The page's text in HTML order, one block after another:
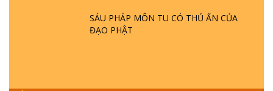
SÁU PHÁP MÔN TU CÓ THỦ ẤN CỦA
ĐẠO PHẬT